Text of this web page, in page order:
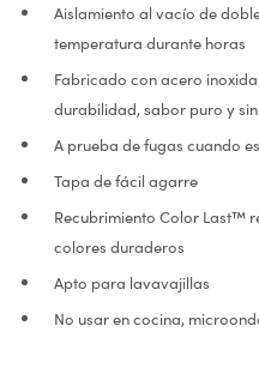
Aislamiento al vacío de
temperatura durante horas
Fabricado con acero
durabilidad, sabor puro y
A prueba de fugas cuando
Tapa de fácil agarre
Recubrimiento Color Last™
colores duraderos
Apto para lavavajillas
No usar en cocina,